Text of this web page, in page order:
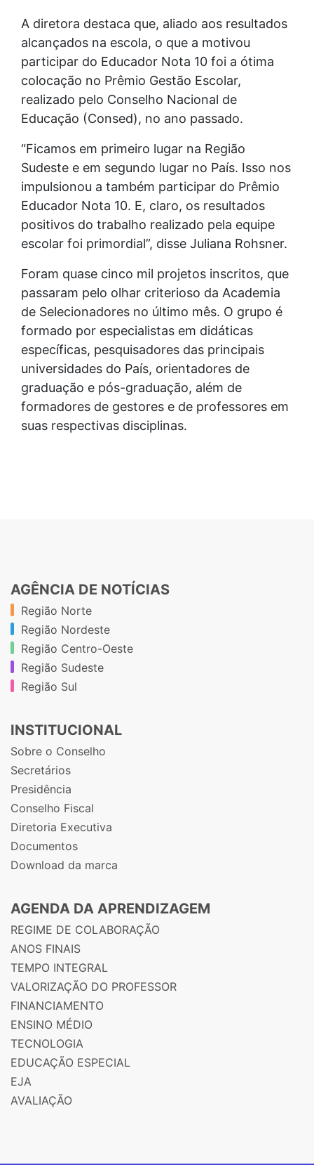
A diretora destaca que, aliado aos resultados
alcançados na escola, o que a motivou
participar do Educador Nota 10 foi a ótima
colocação no Prêmio Gestão Escolar,
realizado pelo Conselho Nacional de
Educação (Consed), no ano passado.
“Ficamos em primeiro lugar na Região
Sudeste e em segundo lugar no País. Isso nos
impulsionou a também participar do Prêmio
Educador Nota 10. E, claro, os resultados
positivos do trabalho realizado pela equipe
escolar foi primordial”, disse Juliana Rohsner.
Foram quase cinco mil projetos inscritos, que
passaram pelo olhar criterioso da Academia
de Selecionadores no último mês. O grupo é
formado por especialistas em didáticas
específicas, pesquisadores das principais
universidades do País, orientadores de
graduação e pós-graduação, além de
formadores de gestores e de professores em
suas respectivas disciplinas.
AGÊNCIA DE NOTÍCIAS
Região Norte
Região Nordeste
Região Centro-Oeste
Região Sudeste
Região Sul
INSTITUCIONAL
Sobre o Conselho
Secretários
Presidência
Conselho Fiscal
Diretoria Executiva
Documentos
Download da marca
AGENDA DA APRENDIZAGEM
REGIME DE COLABORAÇÃO
ANOS FINAIS
TEMPO INTEGRAL
VALORIZAÇÃO DO PROFESSOR
FINANCIAMENTO
ENSINO MÉDIO
TECNOLOGIA
EDUCAÇÃO ESPECIAL
EJA
AVALIAÇÃO